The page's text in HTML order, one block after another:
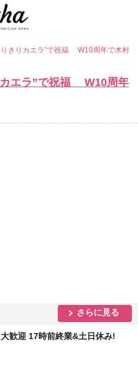
りきりカエラ”で祝福 W10周年で木村
カエラ”で祝福 W10周年
さらに見る
歓迎 17時前終業&土日休み!